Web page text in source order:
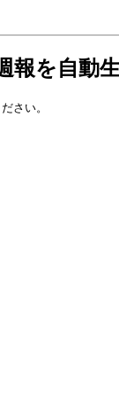
報を自動
さい。